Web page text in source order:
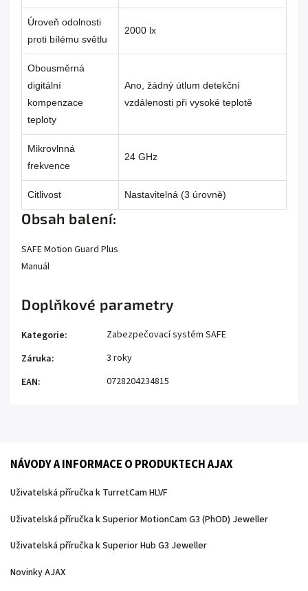
Úroveň odolnosti
proti bílému světlu
2000 lx
Obousměrná
digitální
kompenzace
teploty
Ano, žádný útlum detekční
vzdálenosti při vysoké teplotě
Mikrovlnná
frekvence
24 GHz
Citlivost Nastavitelná (3 úrovně)
Obsah balení:
SAFE Motion Guard Plus
Manuál
Doplňkové parametry
Kategorie:
Zabezpečovací systém SAFE
Záruka:
3 roky
EAN: 0728204234815
NÁVODY A INFORMACE O PRODUKTECH AJAX
Uživatelská příručka k TurretCam HLVF
Uživatelská příručka k Superior MotionCam G3 (PhOD) Jeweller
Uživatelská příručka k Superior Hub G3 Jeweller
Novinky AJAX